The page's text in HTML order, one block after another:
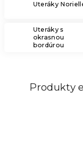
Uteráky
Uteráky s
okrasnou
bordúrou
Produkty